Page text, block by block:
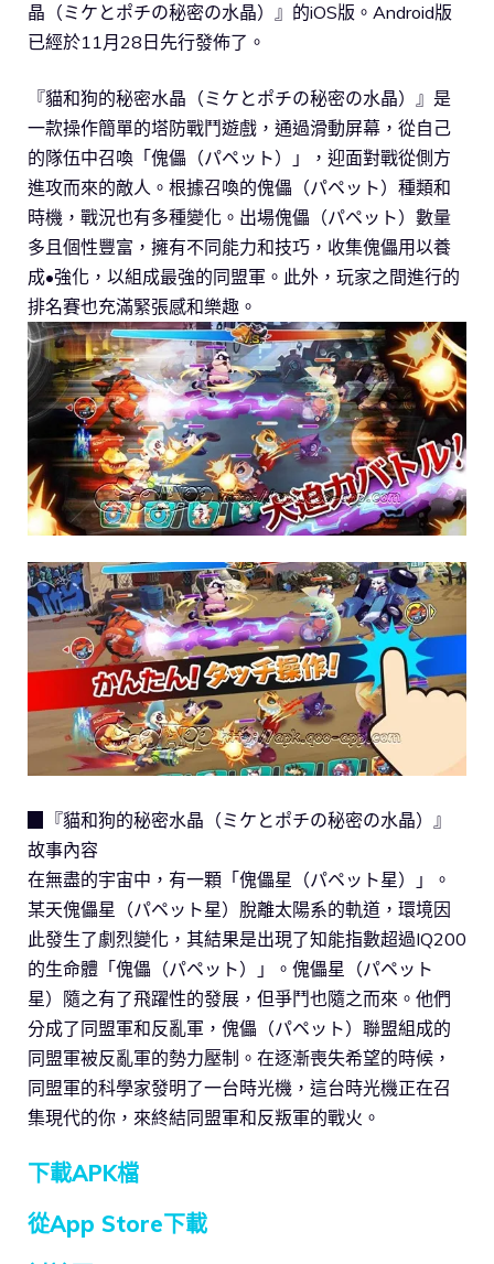
晶（ミケとポチの秘密の水晶）』的iOS版。Android版
已經於11月28日先行發佈了。
『貓和狗的秘密水晶（ミケとポチの秘密の水晶）』是
一款操作簡單的塔防戰鬥遊戲，通過滑動屏幕，從自己
的隊伍中召喚「傀儡（パペット）」，迎面對戰從側方
進攻而來的敵人。根據召喚的傀儡（パペット）種類和
時機，戰況也有多種變化。出場傀儡（パペット）數量
多且個性豐富，擁有不同能力和技巧，收集傀儡用以養
成•強化，以組成最強的同盟軍。此外，玩家之間進行的
排名賽也充滿緊張感和樂趣。
▉『貓和狗的秘密水晶（ミケとポチの秘密の水晶）』
故事內容
在無盡的宇宙中，有一顆「傀儡星（パペット星）」。
某天傀儡星（パペット星）脫離太陽系的軌道，環境因
此發生了劇烈變化，其結果是出現了知能指數超過IQ200
的生命體「傀儡（パペット）」。傀儡星（パペット
星）隨之有了飛躍性的發展，但爭鬥也隨之而來。他們
分成了同盟軍和反亂軍，傀儡（パペット）聯盟組成的
同盟軍被反亂軍的勢力壓制。在逐漸喪失希望的時候，
同盟軍的科學家發明了一台時光機，這台時光機正在召
集現代的你，來終結同盟軍和反叛軍的戰火。
下載APK檔
從App Store下載